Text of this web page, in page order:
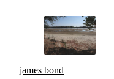
james bond